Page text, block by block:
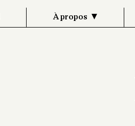
À propos